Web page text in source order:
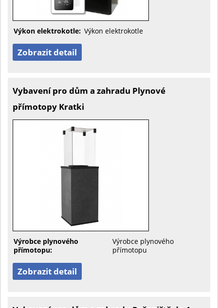
Výkon elektrokotle: Výkon elektrokotle
Zobrazit detail
Vybavení pro dům a zahradu Plynové
přímotopy Kratki
Výrobce plynového
přímotopu:
Výrobce plynového
přímotopu
Zobrazit detail